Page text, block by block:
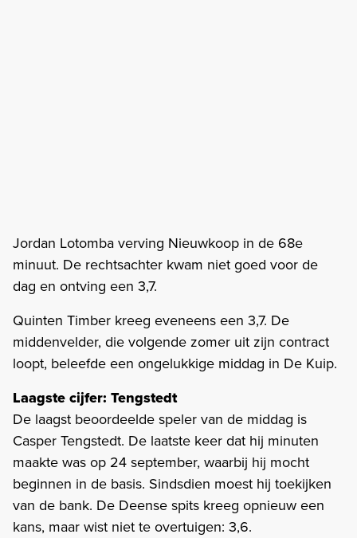
Jordan Lotomba verving Nieuwkoop in de 68e
minuut. De rechtsachter kwam niet goed voor de
dag en ontving een 3,7.
Quinten Timber kreeg eveneens een 3,7. De
middenvelder, die volgende zomer uit zijn contract
loopt, beleefde een ongelukkige middag in De Kuip.
Laagste cijfer: Tengstedt
De laagst beoordeelde speler van de middag is
Casper Tengstedt. De laatste keer dat hij minuten
maakte was op 24 september, waarbij hij mocht
beginnen in de basis. Sindsdien moest hij toekijken
van de bank. De Deense spits kreeg opnieuw een
kans, maar wist niet te overtuigen: 3,6.